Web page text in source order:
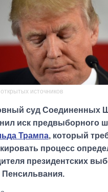
источников
суд Соединенных
иск предвыборного
Трампа, который
процесс
президентских
Пенсильвания.